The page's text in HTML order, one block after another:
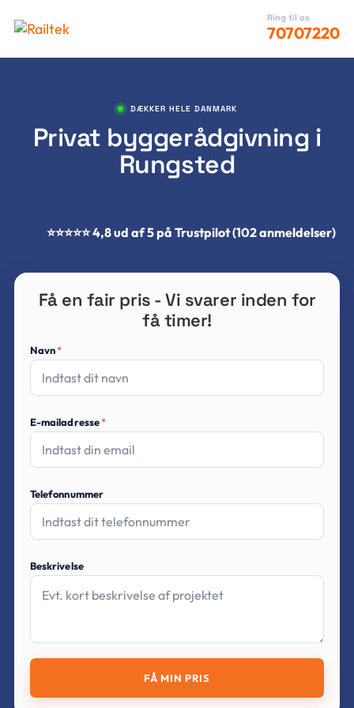
Ring til os
70707220
DÆKKER HELE DANMARK
Privat byggerådgivning i
Rungsted
⭐⭐⭐⭐⭐ 4,8 ud af 5 på Trustpilot (102 anmeldelser)
Få en fair pris - Vi svarer inden for
få timer!
Navn*
E-mailadresse*
Telefonnummer
Beskrivelse
FÅ MIN PRIS